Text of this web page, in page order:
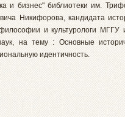
и бизнес" библиотеки им.
Никифорова, кандидата
и культурологи МГГУ
на тему : Основные
идентичность.